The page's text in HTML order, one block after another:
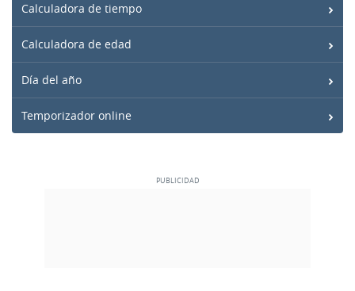
Calculadora de tiempo
Calculadora de edad
Día del año
Temporizador online